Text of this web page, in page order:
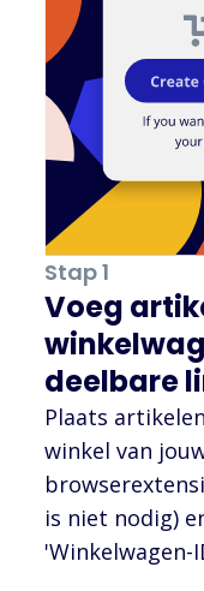
Stap 1
Voeg
deelbare
Plaats
winkel van
is niet nodig)
'Winkelwagen-